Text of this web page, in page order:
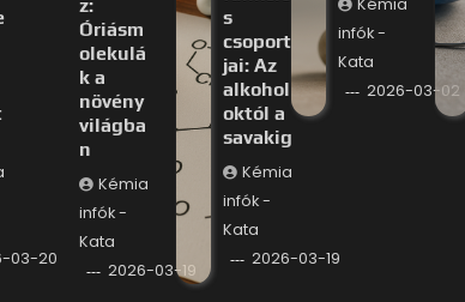
03-20
z:
Óriásm
olekulá
k a
növény
világba
n
Kémia
infók -
Kata
2026-03-19
s
csoport
jai: Az
alkohol
októl a
savakig
Kémia
infók -
Kata
2026-03-19
Kémia
infók -
Kata
2026-03-02